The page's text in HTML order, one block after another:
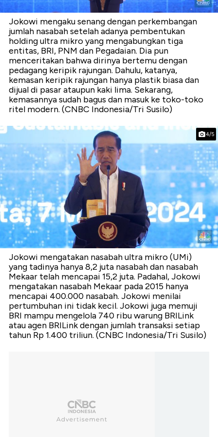
Jokowi mengaku senang dengan perkembangan
jumlah nasabah setelah adanya pembentukan
holding ultra mikro yang mengabungkan tiga
entitas, BRI, PNM dan Pegadaian. Dia pun
menceritakan bahwa dirinya bertemu dengan
pedagang keripik rajungan. Dahulu, katanya,
kemasan keripik rajungan hanya plastik biasa dan
dijual di pasar ataupun kaki lima. Sekarang,
kemasannya sudah bagus dan masuk ke toko-toko
ritel modern. (CNBC Indonesia/Tri Susilo)
4/5
Jokowi mengatakan nasabah ultra mikro (UMi)
yang tadinya hanya 8,2 juta nasabah dan nasabah
Mekaar telah mencapai 15,2 juta. Padahal, Jokowi
mengatakan nasabah Mekaar pada 2015 hanya
mencapai 400.000 nasabah. Jokowi menilai
pertumbuhan ini tidak kecil. Jokowi juga memuji
BRI mampu mengelola 740 ribu warung BRILink
atau agen BRILink dengan jumlah transaksi setiap
tahun Rp 1.400 triliun. (CNBC Indonesia/Tri Susilo)